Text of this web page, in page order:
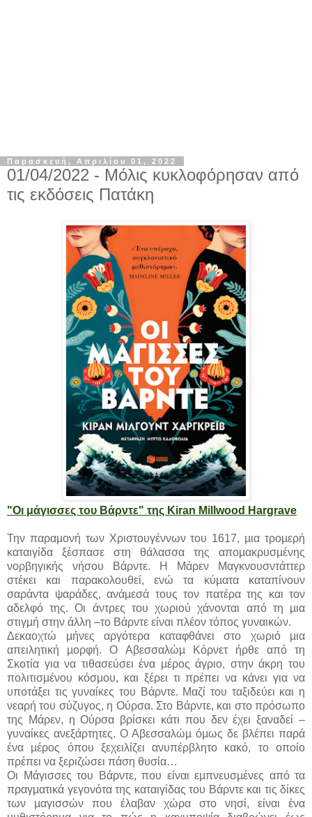
Παρασκευή, Απριλίου 01, 2022
01/04/2022 - Μόλις κυκλοφόρησαν από
τις εκδόσεις Πατάκη
"Οι μάγισσες του Βάρντε" της Kiran Millwood Hargrave
Την παραµονή των Χριστουγέννων του 1617, µια τροµερή
καταιγίδα ξέσπασε στη θάλασσα της αποµακρυσµένης
νορβηγικής νήσου Βάρντε. Η Μάρεν Μαγκνουσντάττερ
στέκει και παρακολουθεί, ενώ τα κύµατα καταπίνουν
σαράντα ψαράδες, ανάµεσά τους τον πατέρα της και τον
αδελφό της. Οι άντρες του χωριού χάνονται από τη µια
στιγµή στην άλλη –το Βάρντε είναι πλέον τόπος γυναικών.
Δεκαοχτώ µήνες αργότερα καταφθάνει στο χωριό µια
απειλητική µορφή. O Αβεσσαλώµ Κόρνετ ήρθε από τη
Σκοτία για να τιθασεύσει ένα µέρος άγριο, στην άκρη του
πολιτισµένου κόσµου, και ξέρει τι πρέπει να κάνει για να
υποτάξει τις γυναίκες του Βάρντε. Μαζί του ταξιδεύει και η
νεαρή του σύζυγος, η Ούρσα. Στο Βάρντε, και στο πρόσωπο
της Μάρεν, η Ούρσα βρίσκει κάτι που δεν έχει ξαναδεί –
γυναίκες ανεξάρτητες. Ο Αβεσσαλώµ όµως δε βλέπει παρά
ένα µέρος όπου ξεχειλίζει ανυπέρβλητο κακό, το οποίο
πρέπει να ξεριζώσει πάση θυσία…
Οι Μάγισσες του Βάρντε, που είναι εµπνευσµένες από τα
πραγµατικά γεγονότα της καταιγίδας του Βάρντε και τις δίκες
των µαγισσών που έλαβαν χώρα στο νησί, είναι ένα